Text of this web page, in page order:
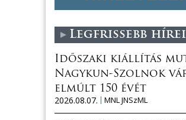
Legfrissebb
Időszaki kiállítás
Nagykun-Szolnok
elmúlt 150 évét
2026.08.07.
MNL JNSzML